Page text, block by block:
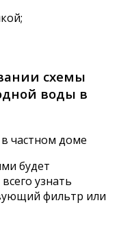
схемы
воды в
будет
узнать
фильтр или